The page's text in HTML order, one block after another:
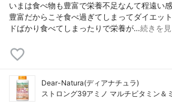
いまは食べ物も豊富で栄養不足なんて程遠い
豊富だからこそ食べ過ぎてしまってダイエッ
ドばかり食べてしまったりで栄養が…続きを
Dear-Natura(ディアナチュラ)
ストロング39アミノ マルチビタミン＆